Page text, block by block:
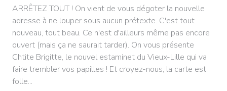
ARRÊTEZ TOUT ! On vient de vous dégoter la nouvelle
adresse à ne louper sous aucun prétexte. C'est tout
nouveau, tout beau. Ce n'est d'ailleurs même pas encore
ouvert (mais ça ne saurait tarder). On vous présente
Chtite Brigitte, le nouvel estaminet du Vieux-Lille qui va
faire trembler vos papilles ! Et croyez-nous, la carte est
folle...